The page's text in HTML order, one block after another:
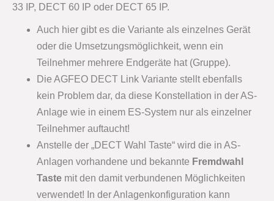
33 IP, DECT 60 IP oder DECT 65 IP.
Auch hier gibt es die Variante als einzelnes Gerät
oder die Umsetzungsmöglichkeit, wenn ein
Teilnehmer mehrere Endgeräte hat (Gruppe).
Die AGFEO DECT Link Variante stellt ebenfalls
kein Problem dar, da diese Konstellation in der AS-
Anlage wie in einem ES-System nur als einzelner
Teilnehmer auftaucht!
Anstelle der „DECT Wahl Taste“ wird die in AS-
Anlagen vorhandene und bekannte Fremdwahl
Taste mit den damit verbundenen Möglichkeiten
verwendet! In der Anlagenkonfiguration kann